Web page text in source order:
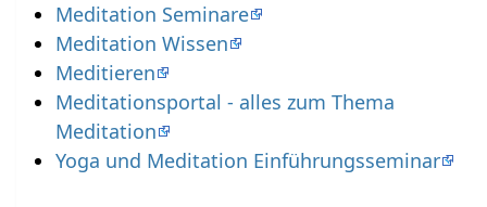
Meditation Seminare
Meditation Wissen
Meditieren
Meditationsportal - alles zum Thema
Meditation
Yoga und Meditation Einführungsseminar